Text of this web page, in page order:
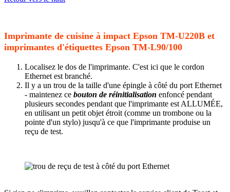
Imprimante de cuisine à impact Epson TM-U220B et
imprimantes d'étiquettes Epson TM-L90/100
Localisez le dos de l'imprimante. C'est ici que le cordon
Ethernet est branché.
Il y a un trou de la taille d'une épingle à côté du port Ethernet
- maintenez ce bouton de réinitialisation enfoncé pendant
plusieurs secondes pendant que l'imprimante est ALLUMÉE,
en utilisant un petit objet étroit (comme un trombone ou la
pointe d'un stylo) jusqu'à ce que l'imprimante produise un
reçu de test.